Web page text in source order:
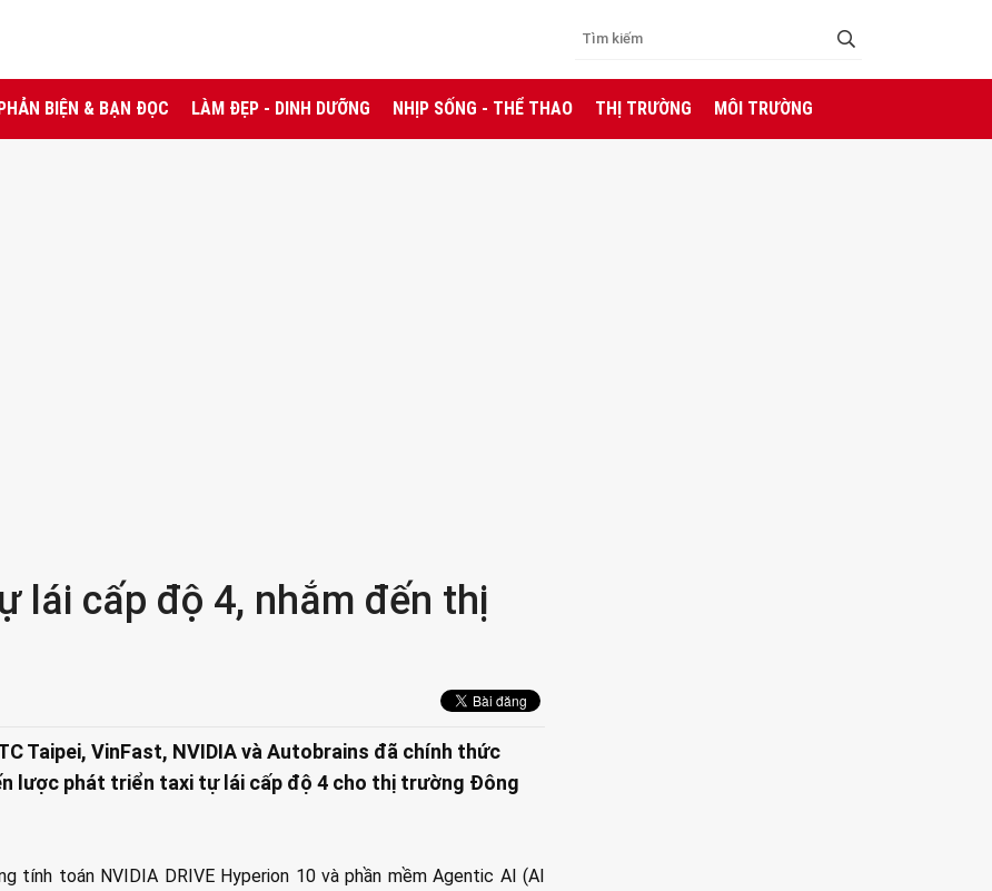
BIỆN & BẠN ĐỌC LÀM ĐẸP - DINH DƯỠNG NHỊP SỐNG - THỂ THAO THỊ TRƯỜNG MÔI TRƯỜNG
lái cấp độ 4, nhắm đến thị
Taipei, VinFast, NVIDIA và Autobrains đã chính thức
lược phát triển taxi tự lái cấp độ 4 cho thị trường Đông
tính toán NVIDIA DRIVE Hyperion 10 và phần mềm Agentic AI (AI